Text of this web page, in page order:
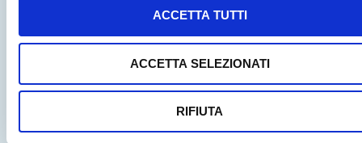
ACCETTA TUTTI
ACCETTA SELEZIONATI
RIFIUTA
DESTEENAZIONE – ZOOM. UN POSTO PER
Cosa facciamo,In evidenza
Un luogo di incontro e relazione per adolescenti, gratuito,
a Reggio Emilia. Per conoscersi, giocare, sperimentare
insieme.